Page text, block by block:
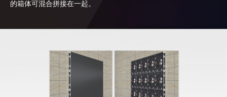
的箱体可混合拼接在一起。